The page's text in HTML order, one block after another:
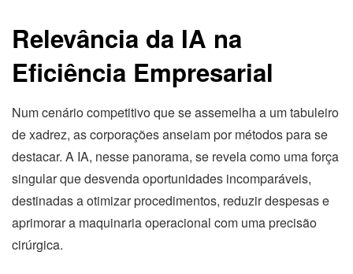
Relevância da IA na
Eficiência Empresarial
Num cenário competitivo que se assemelha a um tabuleiro
de xadrez, as corporações anseiam por métodos para se
destacar. A IA, nesse panorama, se revela como uma força
singular que desvenda oportunidades incomparáveis,
destinadas a otimizar procedimentos, reduzir despesas e
aprimorar a maquinaria operacional com uma precisão
cirúrgica.